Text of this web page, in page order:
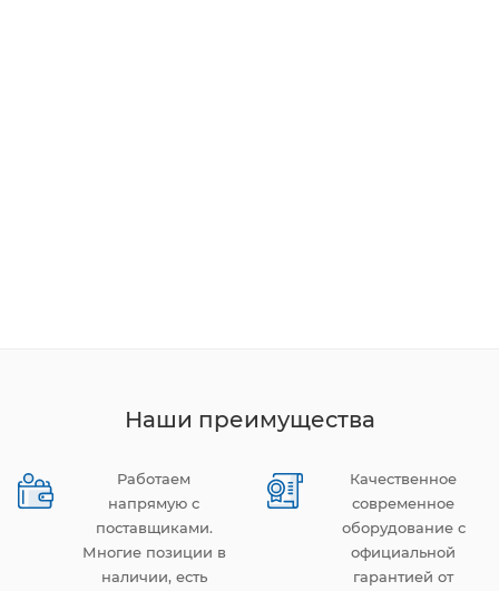
Наши преимущества
Работаем
напрямую с
поставщиками.
Многие позиции в
наличии, есть
Качественное
современное
оборудование с
официальной
гарантией от